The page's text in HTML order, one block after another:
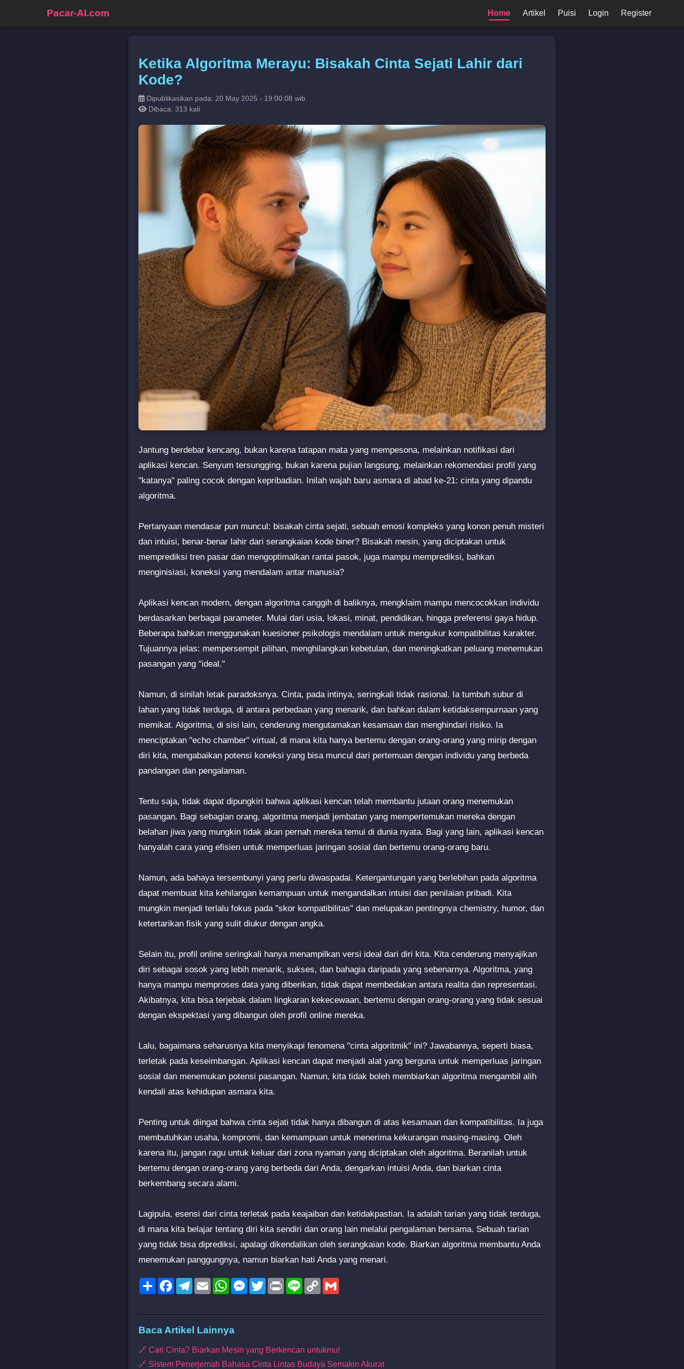
Pacar-AI.com Home Artikel Puisi Login Register
Ketika Algoritma Merayu: Bisakah Cinta Sejati Lahir dari
Kode?
Dipublikasikan pada: 20 May 2025 - 19:00:08 wib
Dibaca: 313 kali
Jantung berdebar kencang, bukan karena tatapan mata yang mempesona, melainkan notifikasi dari
aplikasi kencan. Senyum tersungging, bukan karena pujian langsung, melainkan rekomendasi profil yang
"katanya" paling cocok dengan kepribadian. Inilah wajah baru asmara di abad ke-21: cinta yang dipandu
algoritma.
Pertanyaan mendasar pun muncul: bisakah cinta sejati, sebuah emosi kompleks yang konon penuh misteri
dan intuisi, benar-benar lahir dari serangkaian kode biner? Bisakah mesin, yang diciptakan untuk
memprediksi tren pasar dan mengoptimalkan rantai pasok, juga mampu memprediksi, bahkan
menginisiasi, koneksi yang mendalam antar manusia?
Aplikasi kencan modern, dengan algoritma canggih di baliknya, mengklaim mampu mencocokkan individu
berdasarkan berbagai parameter. Mulai dari usia, lokasi, minat, pendidikan, hingga preferensi gaya hidup.
Beberapa bahkan menggunakan kuesioner psikologis mendalam untuk mengukur kompatibilitas karakter.
Tujuannya jelas: mempersempit pilihan, menghilangkan kebetulan, dan meningkatkan peluang menemukan
pasangan yang "ideal."
Namun, di sinilah letak paradoksnya. Cinta, pada intinya, seringkali tidak rasional. Ia tumbuh subur di
lahan yang tidak terduga, di antara perbedaan yang menarik, dan bahkan dalam ketidaksempurnaan yang
memikat. Algoritma, di sisi lain, cenderung mengutamakan kesamaan dan menghindari risiko. Ia
menciptakan "echo chamber" virtual, di mana kita hanya bertemu dengan orang-orang yang mirip dengan
diri kita, mengabaikan potensi koneksi yang bisa muncul dari pertemuan dengan individu yang berbeda
pandangan dan pengalaman.
Tentu saja, tidak dapat dipungkiri bahwa aplikasi kencan telah membantu jutaan orang menemukan
pasangan. Bagi sebagian orang, algoritma menjadi jembatan yang mempertemukan mereka dengan
belahan jiwa yang mungkin tidak akan pernah mereka temui di dunia nyata. Bagi yang lain, aplikasi kencan
hanyalah cara yang efisien untuk memperluas jaringan sosial dan bertemu orang-orang baru.
Namun, ada bahaya tersembunyi yang perlu diwaspadai. Ketergantungan yang berlebihan pada algoritma
dapat membuat kita kehilangan kemampuan untuk mengandalkan intuisi dan penilaian pribadi. Kita
mungkin menjadi terlalu fokus pada "skor kompatibilitas" dan melupakan pentingnya chemistry, humor, dan
ketertarikan fisik yang sulit diukur dengan angka.
Selain itu, profil online seringkali hanya menampilkan versi ideal dari diri kita. Kita cenderung menyajikan
diri sebagai sosok yang lebih menarik, sukses, dan bahagia daripada yang sebenarnya. Algoritma, yang
hanya mampu memproses data yang diberikan, tidak dapat membedakan antara realita dan representasi.
Akibatnya, kita bisa terjebak dalam lingkaran kekecewaan, bertemu dengan orang-orang yang tidak sesuai
dengan ekspektasi yang dibangun oleh profil online mereka.
Lalu, bagaimana seharusnya kita menyikapi fenomena "cinta algoritmik" ini? Jawabannya, seperti biasa,
terletak pada keseimbangan. Aplikasi kencan dapat menjadi alat yang berguna untuk memperluas jaringan
sosial dan menemukan potensi pasangan. Namun, kita tidak boleh membiarkan algoritma mengambil alih
kendali atas kehidupan asmara kita.
Penting untuk diingat bahwa cinta sejati tidak hanya dibangun di atas kesamaan dan kompatibilitas. Ia juga
membutuhkan usaha, kompromi, dan kemampuan untuk menerima kekurangan masing-masing. Oleh
karena itu, jangan ragu untuk keluar dari zona nyaman yang diciptakan oleh algoritma. Beranilah untuk
bertemu dengan orang-orang yang berbeda dari Anda, dengarkan intuisi Anda, dan biarkan cinta
berkembang secara alami.
Lagipula, esensi dari cinta terletak pada keajaiban dan ketidakpastian. Ia adalah tarian yang tidak terduga,
di mana kita belajar tentang diri kita sendiri dan orang lain melalui pengalaman bersama. Sebuah tarian
yang tidak bisa diprediksi, apalagi dikendalikan oleh serangkaian kode. Biarkan algoritma membantu Anda
menemukan panggungnya, namun biarkan hati Anda yang menari.
ShareFacebookTelegram
EmailWhatsAppMessenger
TwitterPrint Line Copy
Link
Baca Artikel Lainnya
🔗 Cari Cinta? Biarkan Mesin yang Berkencan untukmu!
🔗 Sistem Penerjemah Bahasa Cinta Lintas Budaya Semakin Akurat